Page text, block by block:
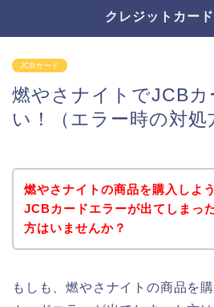
クレジットカー
JCBカード
燃やさナイトでJCBカ
い！（エラー時の対処
燃やさナイトの商品を購入しよ
JCBカードエラーが出てしまっ
方はいませんか？
もしも、燃やさナイトの商品を